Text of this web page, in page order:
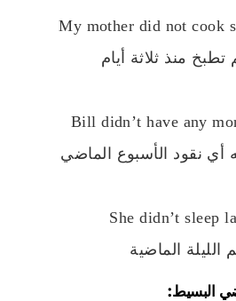
My mother did not cook
تطبخ منذ ثلاثة أيام
Bill didn’t have any
أي نقود الأسبوع الماضي
She didn’t sleep
الليلة الماضية
البسيط: